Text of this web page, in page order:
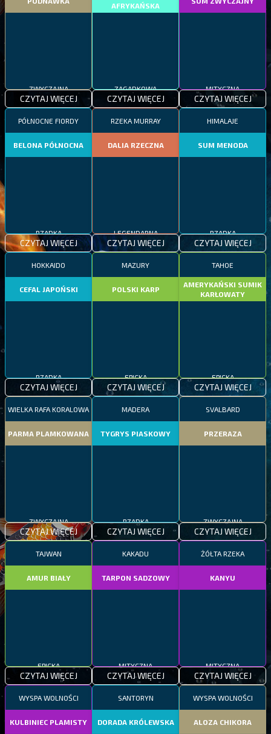
ZWYCZAJNA
CZYTAJ WIĘCEJ
AFRYKAŃSKA
ZAGADKOWA
CZYTAJ WIĘCEJ
MITYCZNA
CZYTAJ WIĘCEJ
PÓŁNOCNE FIORDY
BELONA PÓŁNOCNA
RZADKA
CZYTAJ WIĘCEJ
RZEKA MURRAY
DALIA RZECZNA
LEGENDARNA
CZYTAJ WIĘCEJ
HIMALAJE
SUM MENODA
RZADKA
CZYTAJ WIĘCEJ
HOKKAIDO
CEFAL JAPOŃSKI
RZADKA
CZYTAJ WIĘCEJ
MAZURY
POLSKI KARP
EPICKA
CZYTAJ WIĘCEJ
TAHOE
AMERYKAŃSKI SUMIK
KARŁOWATY
EPICKA
CZYTAJ WIĘCEJ
WIELKA RAFA KORALOWA
PARMA PLAMKOWANA
ZWYCZAJNA
CZYTAJ WIĘCEJ
MADERA
TYGRYS PIASKOWY
RZADKA
CZYTAJ WIĘCEJ
SVALBARD
PRZERAZA
ZWYCZAJNA
CZYTAJ WIĘCEJ
TAJWAN
AMUR BIAŁY
EPICKA
CZYTAJ WIĘCEJ
KAKADU
TARPON SADZOWY
MITYCZNA
CZYTAJ WIĘCEJ
ŻÓŁTA RZEKA
KANYU
MITYCZNA
CZYTAJ WIĘCEJ
WYSPA WOLNOŚCI
KULBINIEC PLAMISTY
SANTORYN
DORADA KRÓLEWSKA
WYSPA WOLNOŚCI
ALOZA CHIKORA